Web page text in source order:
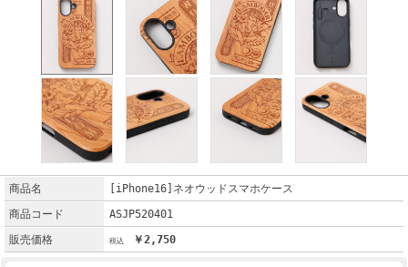
商品名
[iPhone16]ネオウッドスマホケース
商品コード
ASJP520401
販売価格
￥2,750